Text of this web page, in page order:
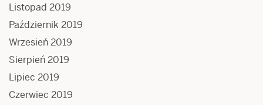
Listopad 2019
Październik 2019
Wrzesień 2019
Sierpień 2019
Lipiec 2019
Czerwiec 2019